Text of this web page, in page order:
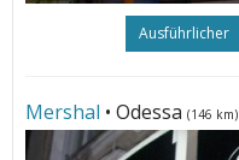
Ausführlicher
Mershal • Odessa (146 km)